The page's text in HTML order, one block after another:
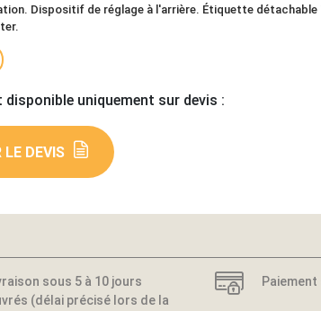
Dispositif de réglage à l'arrière. Étiquette détachable
disponible uniquement sur devis :
LE DEVIS
sous 5 à 10 jours
(délai précisé lors de la